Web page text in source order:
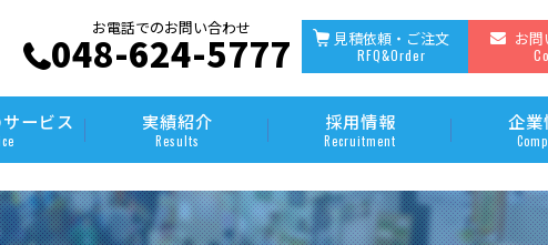
お電話でのお問い合わせ
048-624-5777 見積依頼・ご注文
RFQ&Order
お問
冷凍室と冷蔵室が両方あるタイプ 製
ービス 実績紹介
Results
採用情報
Recruitment
企業